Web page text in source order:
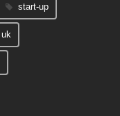
start-up
uk